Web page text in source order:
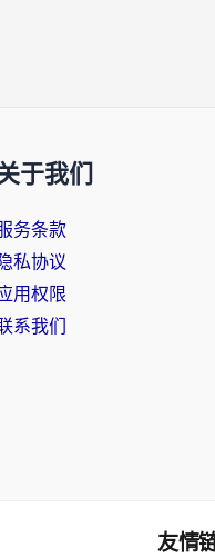
于我们
务条款
隐私协议
用权限
系我们
友情